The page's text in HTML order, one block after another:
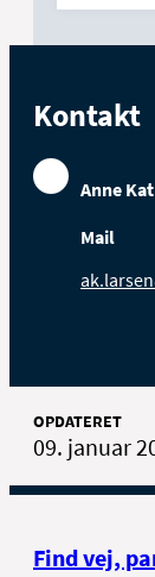
Kontakt
Anne
Mail
OPDATERET
09. januar
Find vej,